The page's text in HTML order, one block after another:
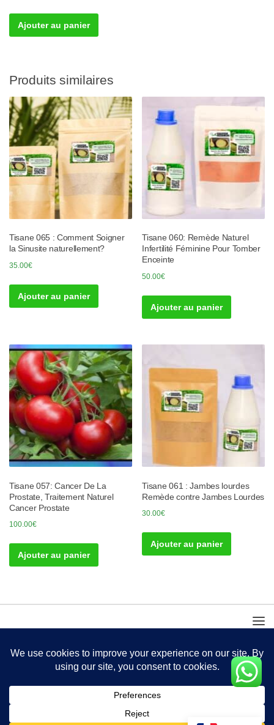
Ajouter au panier
Produits similaires
Tisane 065 : Comment Soigner
la Sinusite naturellement?
35.00€
Ajouter au panier
Tisane 060: Remède Naturel
Infertilité Féminine Pour Tomber
Enceinte
50.00€
Ajouter au panier
Tisane 057: Cancer De La
Prostate, Traitement Naturel
Cancer Prostate
100.00€
Ajouter au panier
Tisane 061 : Jambes lourdes
Remède contre Jambes Lourdes
30.00€
Ajouter au panier